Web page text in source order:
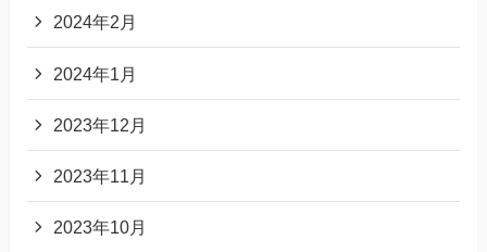
2024年2月
2024年1月
2023年12月
2023年11月
2023年10月